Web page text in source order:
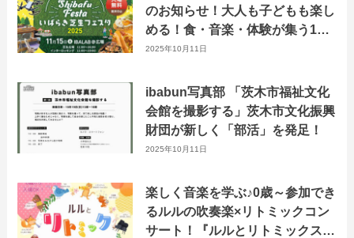
のお知らせ！大人も子どもも楽し
める！食・音楽・体験が集う1日
限りの特別イベント
2025年10月11日
ibabun写真部 「茨木市福祉文化
会館を撮影する」茨木市文化振興
財団が新しく「部活」を発足！
2025年10月11日
楽しく音楽を学ぶ♪0歳～参加でき
るルルの吹奏楽×リトミックコン
サート！『ルルとリトミックスペ